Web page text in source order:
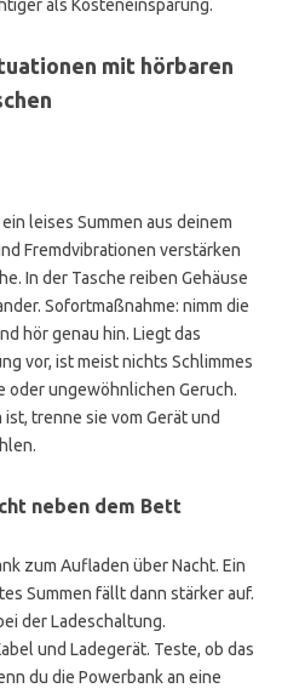
als Kosteneinsparung.
mit hörbaren
leises Summen aus deinem
Fremdvibrationen verstärken
In der Tasche reiben Gehäuse
Sofortmaßnahme: nimm die
hör genau hin. Liegt das
vor, ist meist nichts Schlimmes
oder ungewöhnlichen Geruch.
trenne sie vom Gerät und
neben dem Bett
zum Aufladen über Nacht. Ein
Summen fällt dann stärker auf.
der Ladeschaltung.
und Ladegerät. Teste, ob das
du die Powerbank an eine